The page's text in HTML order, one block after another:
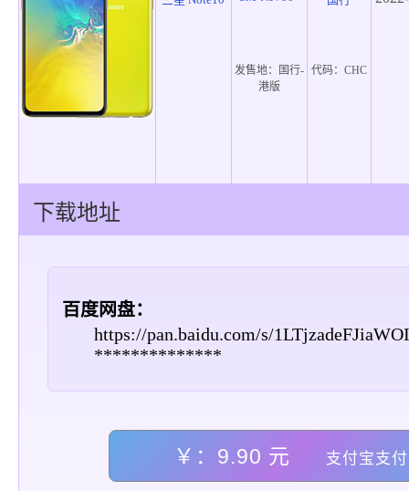
发售地：
国行-
港版
代码： CHC
下载地址
百度网盘：
https://pan.baidu.com/s/
**************
￥：9.90 元 支付宝支付